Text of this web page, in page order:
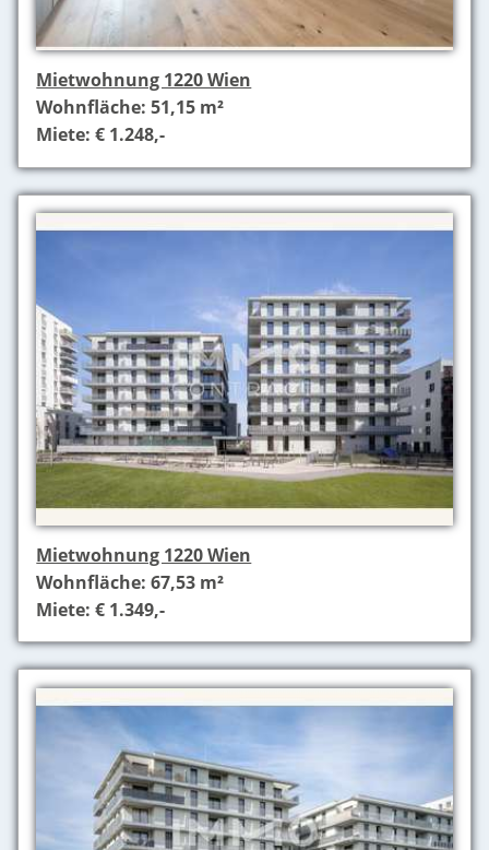
Mietwohnung 1220 Wien
Wohnfläche: 51,15 m²
Miete: € 1.248,-
Mietwohnung 1220 Wien
Wohnfläche: 67,53 m²
Miete: € 1.349,-